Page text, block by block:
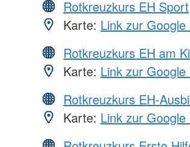
Rotkreuzkurs EH Sport
Karte: Link zur
Rotkreuzkurs EH am
Karte: Link zur
Rotkreuzkurs EH-
Karte: Link zur